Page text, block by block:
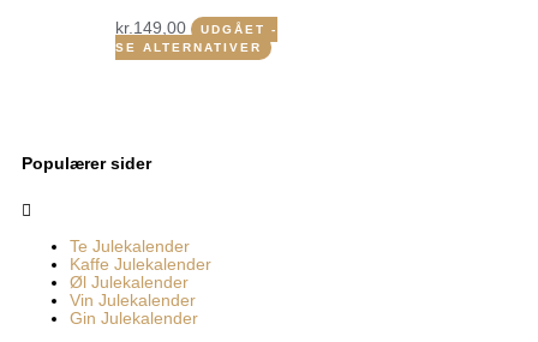
kr.149,00
UDGÅET -
SE ALTERNATIVER
Populærer sider
Menu
Te Julekalender
Kaffe Julekalender
Øl Julekalender
Vin Julekalender
Gin Julekalender